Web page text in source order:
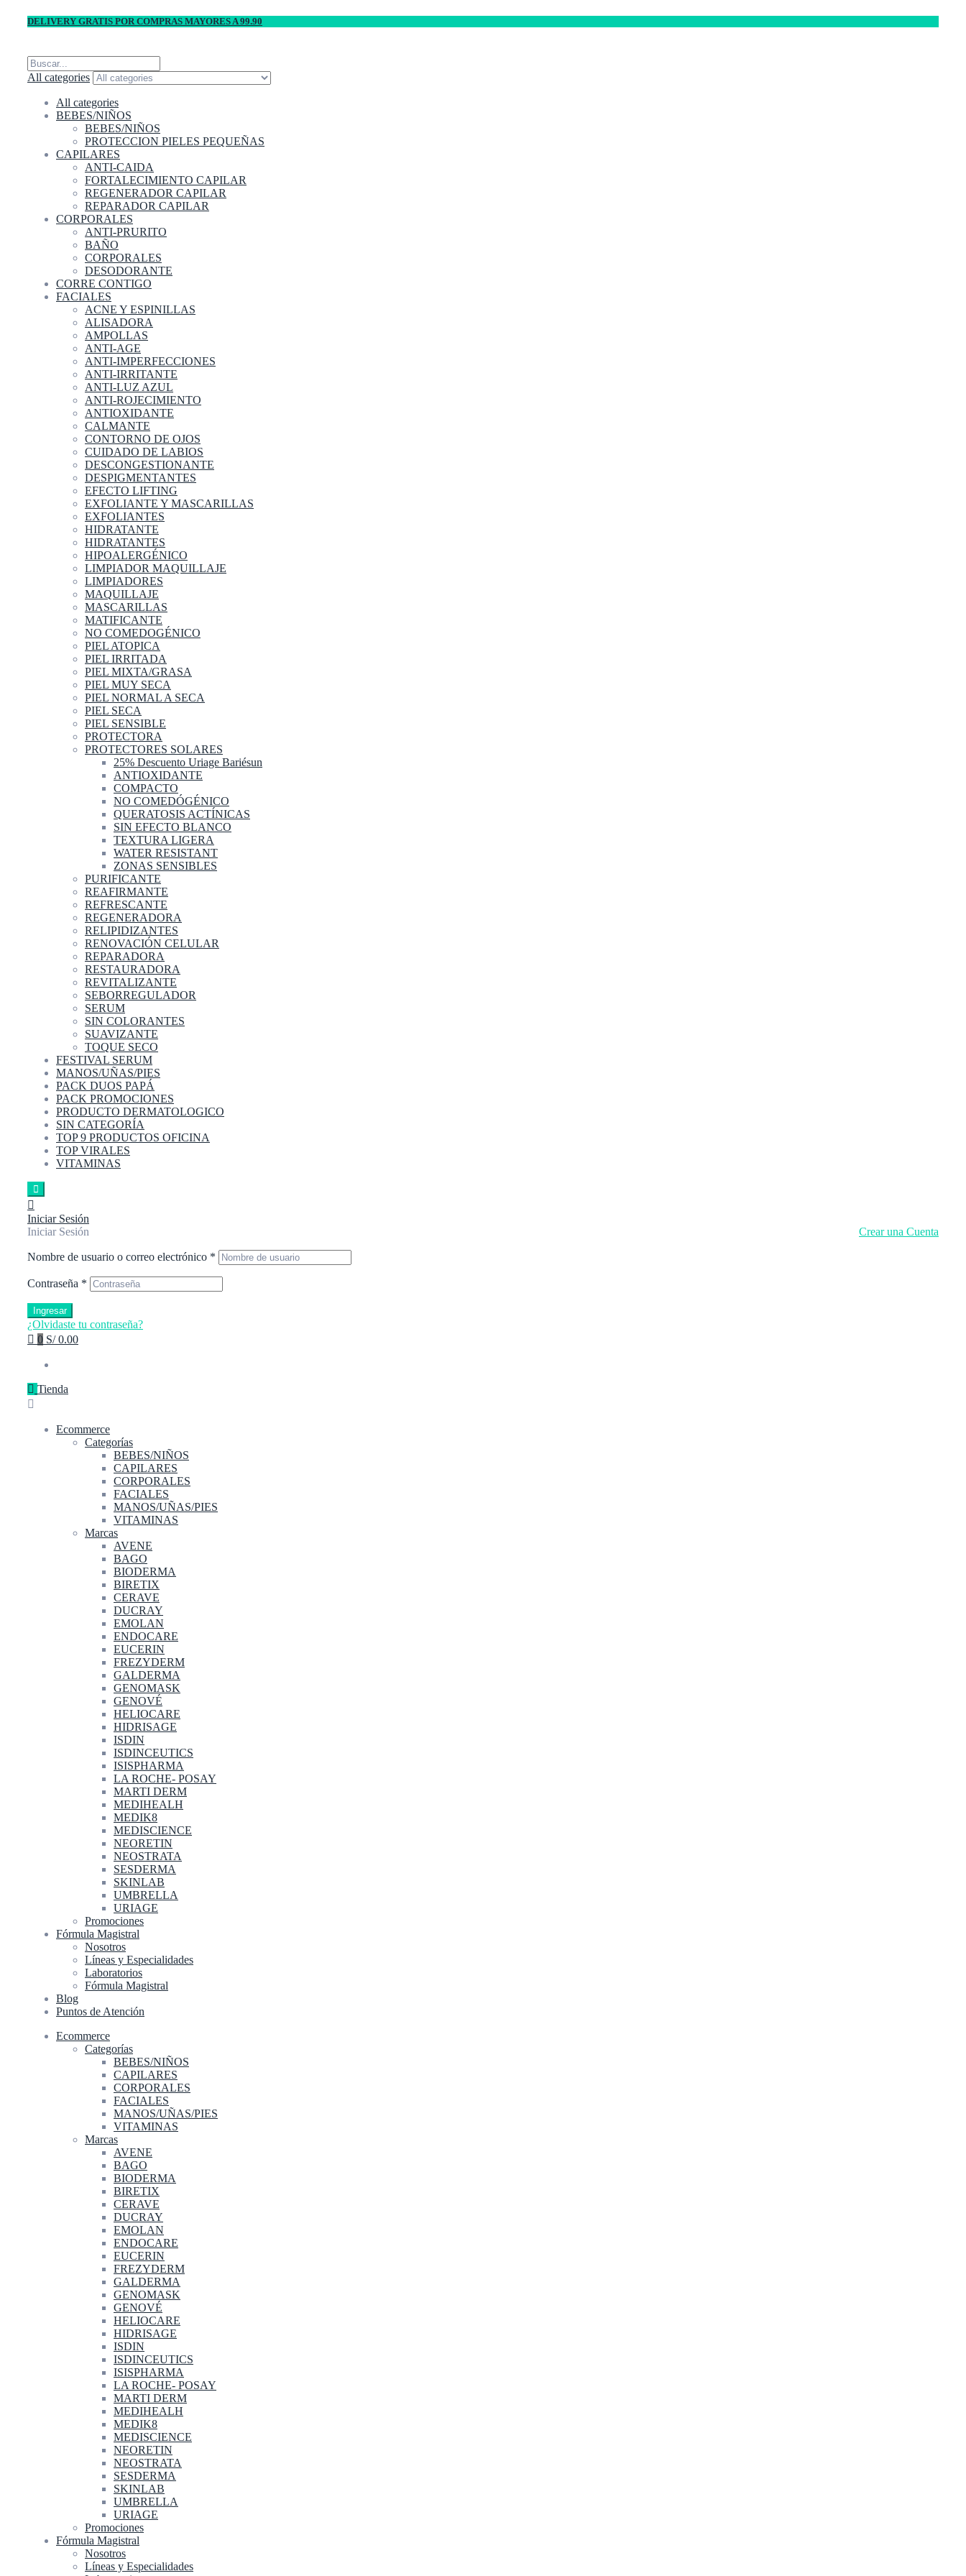
DELIVERY GRATIS POR COMPRAS MAYORES A 99.90
All categories
All categories
BEBES/NIÑOS
BEBES/NIÑOS
PROTECCION PIELES PEQUEÑAS
CAPILARES
ANTI-CAIDA
FORTALECIMIENTO CAPILAR
REGENERADOR CAPILAR
REPARADOR CAPILAR
CORPORALES
ANTI-PRURITO
BAÑO
CORPORALES
DESODORANTE
CORRE CONTIGO
FACIALES
ACNE Y ESPINILLAS
ALISADORA
AMPOLLAS
ANTI-AGE
ANTI-IMPERFECCIONES
ANTI-IRRITANTE
ANTI-LUZ AZUL
ANTI-ROJECIMIENTO
ANTIOXIDANTE
CALMANTE
CONTORNO DE OJOS
CUIDADO DE LABIOS
DESCONGESTIONANTE
DESPIGMENTANTES
EFECTO LIFTING
EXFOLIANTE Y MASCARILLAS
EXFOLIANTES
HIDRATANTE
HIDRATANTES
HIPOALERGÉNICO
LIMPIADOR MAQUILLAJE
LIMPIADORES
MAQUILLAJE
MASCARILLAS
MATIFICANTE
NO COMEDOGÉNICO
PIEL ATOPICA
PIEL IRRITADA
PIEL MIXTA/GRASA
PIEL MUY SECA
PIEL NORMAL A SECA
PIEL SECA
PIEL SENSIBLE
PROTECTORA
PROTECTORES SOLARES
25% Descuento Uriage Bariésun
ANTIOXIDANTE
COMPACTO
NO COMEDÓGÉNICO
QUERATOSIS ACTÍNICAS
SIN EFECTO BLANCO
TEXTURA LIGERA
WATER RESISTANT
ZONAS SENSIBLES
PURIFICANTE
REAFIRMANTE
REFRESCANTE
REGENERADORA
RELIPIDIZANTES
RENOVACIÓN CELULAR
REPARADORA
RESTAURADORA
REVITALIZANTE
SEBORREGULADOR
SERUM
SIN COLORANTES
SUAVIZANTE
TOQUE SECO
FESTIVAL SERUM
MANOS/UÑAS/PIES
PACK DUOS PAPÁ
PACK PROMOCIONES
PRODUCTO DERMATOLOGICO
SIN CATEGORÍA
TOP 9 PRODUCTOS OFICINA
TOP VIRALES
VITAMINAS
Iniciar Sesión
Iniciar Sesión
Crear una Cuenta
Nombre de usuario o correo electrónico *
Contraseña *
Ingresar
¿Olvidaste tu contraseña?
0 S/ 0.00
Tienda
Ecommerce
Categorías
BEBES/NIÑOS
CAPILARES
CORPORALES
FACIALES
MANOS/UÑAS/PIES
VITAMINAS
Marcas
AVENE
BAGO
BIODERMA
BIRETIX
CERAVE
DUCRAY
EMOLAN
ENDOCARE
EUCERIN
FREZYDERM
GALDERMA
GENOMASK
GENOVÉ
HELIOCARE
HIDRISAGE
ISDIN
ISDINCEUTICS
ISISPHARMA
LA ROCHE- POSAY
MARTI DERM
MEDIHEALH
MEDIK8
MEDISCIENCE
NEORETIN
NEOSTRATA
SESDERMA
SKINLAB
UMBRELLA
URIAGE
Promociones
Fórmula Magistral
Nosotros
Líneas y Especialidades
Laboratorios
Fórmula Magistral
Blog
Puntos de Atención
Ecommerce
Categorías
BEBES/NIÑOS
CAPILARES
CORPORALES
FACIALES
MANOS/UÑAS/PIES
VITAMINAS
Marcas
AVENE
BAGO
BIODERMA
BIRETIX
CERAVE
DUCRAY
EMOLAN
ENDOCARE
EUCERIN
FREZYDERM
GALDERMA
GENOMASK
GENOVÉ
HELIOCARE
HIDRISAGE
ISDIN
ISDINCEUTICS
ISISPHARMA
LA ROCHE- POSAY
MARTI DERM
MEDIHEALH
MEDIK8
MEDISCIENCE
NEORETIN
NEOSTRATA
SESDERMA
SKINLAB
UMBRELLA
URIAGE
Promociones
Fórmula Magistral
Nosotros
Líneas y Especialidades